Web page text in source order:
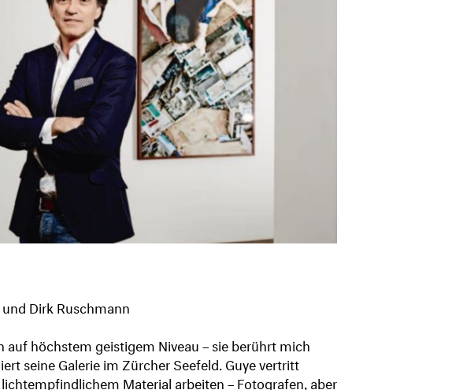
Dirk Ruschmann
auf höchstem geistigem Niveau – sie berührt mich
seine Galerie im Zürcher Seefeld. Guye vertritt
Material arbeiten – Fotografen, aber